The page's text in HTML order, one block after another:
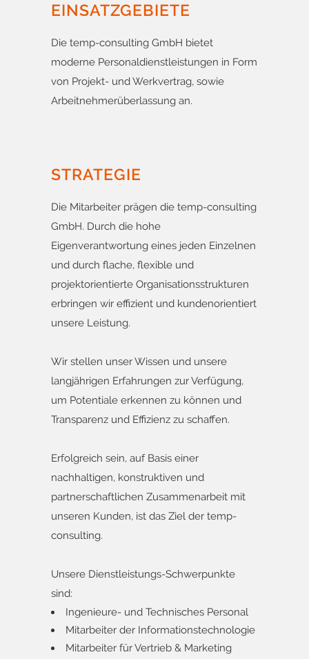
EINSATZGEBIETE
Die temp-consulting GmbH bietet
moderne Personaldienstleistungen in Form
von Projekt- und Werkvertrag, sowie
Arbeitnehmerüberlassung an.
STRATEGIE
Die Mitarbeiter prägen die temp-consulting
GmbH. Durch die hohe
Eigenverantwortung eines jeden Einzelnen
und durch flache, flexible und
projektorientierte Organisationsstrukturen
erbringen wir effizient und kundenorientiert
unsere Leistung.
Wir stellen unser Wissen und unsere
langjährigen Erfahrungen zur Verfügung,
um Potentiale erkennen zu können und
Transparenz und Effizienz zu schaffen.
Erfolgreich sein, auf Basis einer
nachhaltigen, konstruktiven und
partnerschaftlichen Zusammenarbeit mit
unseren Kunden, ist das Ziel der temp-
consulting.
Unsere Dienstleistungs-Schwerpunkte
sind:
Ingenieure- und Technisches Personal
Mitarbeiter der Informationstechnologie
Mitarbeiter für Vertrieb & Marketing